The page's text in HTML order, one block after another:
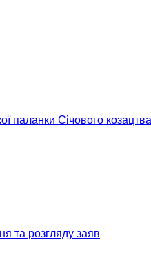
паланки Січового
та розгляду заяв